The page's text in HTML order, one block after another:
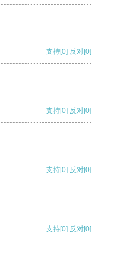
支持[0] 反对[0]
支持[0] 反对[0]
支持[0] 反对[0]
支持[0] 反对[0]